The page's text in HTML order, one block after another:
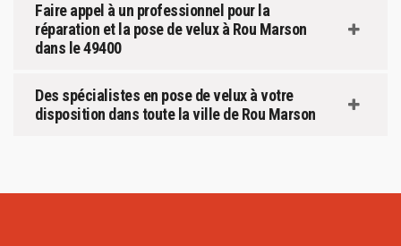
Faire appel à un professionnel pour la
réparation et la pose de velux à Rou Marson
dans le 49400
Des spécialistes en pose de velux à votre
disposition dans toute la ville de Rou Marson